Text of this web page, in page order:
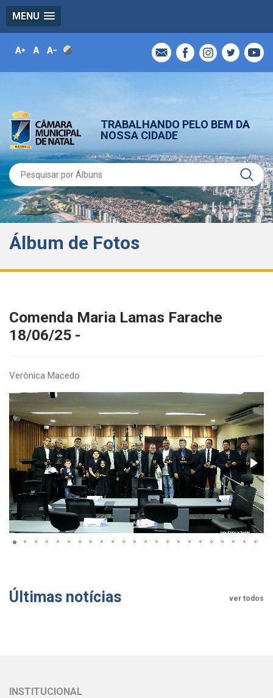
MENU
TRABALHANDO PELO BEM DA
NOSSA CIDADE
Álbum de Fotos
Comenda Maria Lamas Farache
18/06/25 -
Verônica Macedo
Últimas notícias ver todos
INSTITUCIONAL